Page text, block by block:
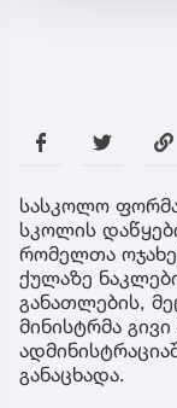
სასკოლო
სკოლის
რომელთა
ქულაზე
განათლების,
მინისტრმა
განაცხადა.